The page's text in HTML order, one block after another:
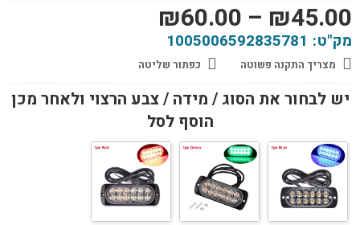
₪45.00
–
₪60.00
עד
מק"ט: 1005006592835781
מצריך התקנה פשוטה כפתור שליטה
יש לבחור את הסוג / מידה / צבע הרצוי ולאחר מכן
הוסף לסל